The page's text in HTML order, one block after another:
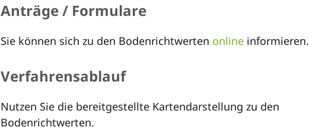
Anträge / Formulare
Sie können sich zu den Bodenrichtwerten online informieren.
Verfahrensablauf
Nutzen Sie die bereitgestellte Kartendarstellung zu den
Bodenrichtwerten.